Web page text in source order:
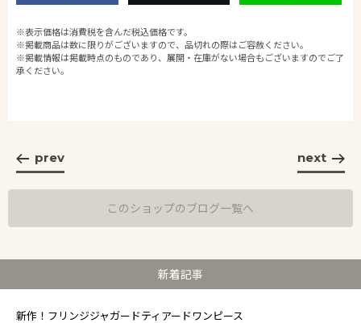
※表示価格は消費税を含んだ税込価格です。
※掲載商品は数に限りがございますので、品切れの際はご容赦ください。
※掲載情報は掲載時点のものであり、展開・在庫がない場合もございますのでご了
承ください。
prev next
このショップのブログ一覧へ
新着記事
新作！フリンジジャガードティアードワンピース